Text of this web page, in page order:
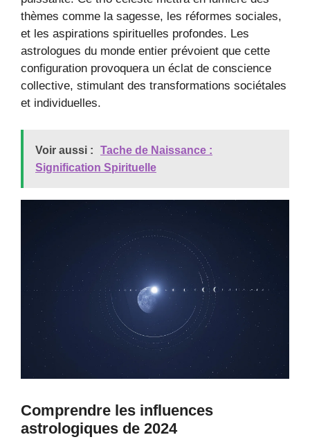
thèmes comme la sagesse, les réformes sociales,
et les aspirations spirituelles profondes. Les
astrologues du monde entier prévoient que cette
configuration provoquera un éclat de conscience
collective, stimulant des transformations sociétales
et individuelles.
Voir aussi :
Tache de Naissance :
Signification Spirituelle
Comprendre les influences
astrologiques de 2024